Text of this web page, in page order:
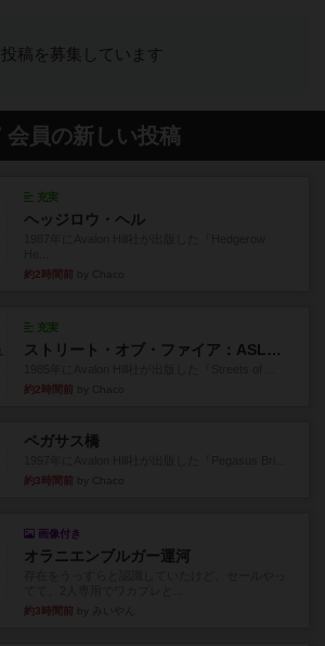
投稿を募集しています
会員の新しい投稿
充実
ヘッジロウ・ヘル
約2時間前
充実
ストリート・オブ・ファイア：ASLデラックスモジュール1
約2時間前
ペガサス橋
約3時間前
画像付き
オラニエンブルガー運河
約3時間前